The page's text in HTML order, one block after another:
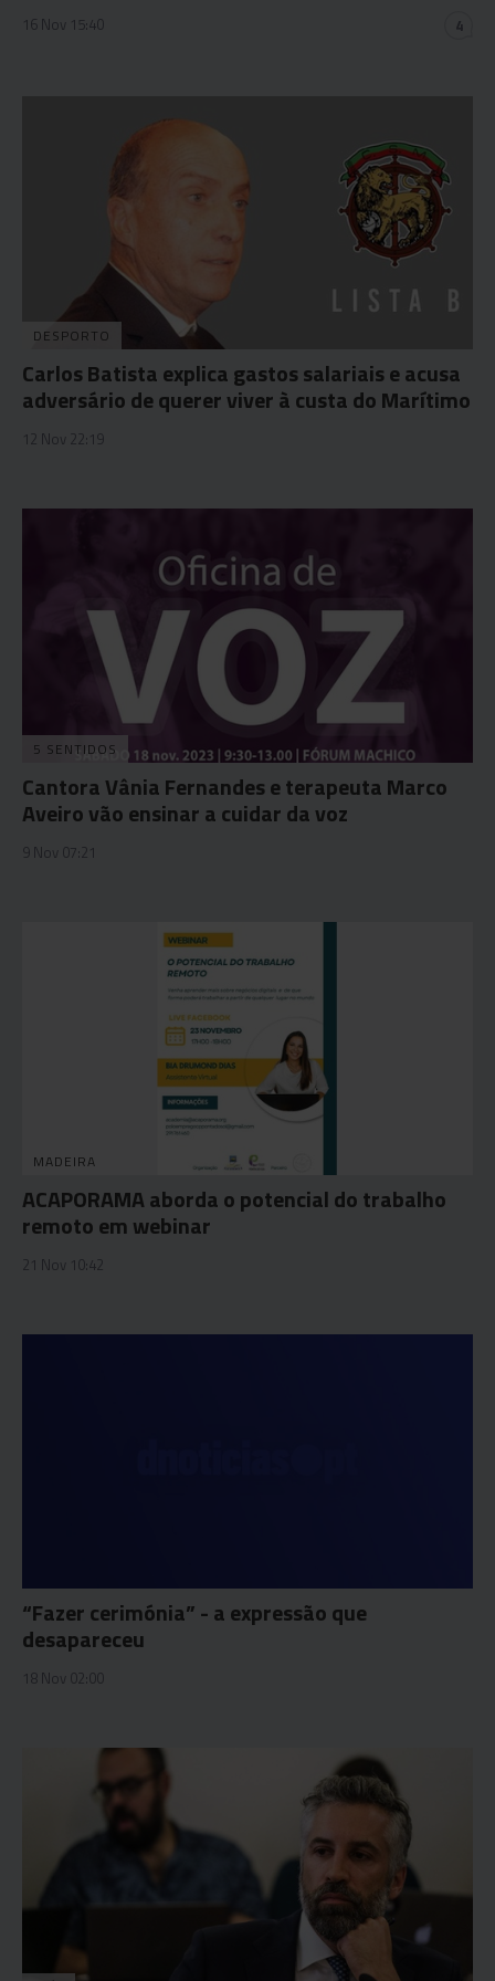
16 Nov 15:40 4
DESPORTO
Carlos Batista explica gastos salariais e acusa
adversário de querer viver à custa do Marítimo
12 Nov 22:19
5 SENTIDOS
Cantora Vânia Fernandes e terapeuta Marco
Aveiro vão ensinar a cuidar da voz
9 Nov 07:21
MADEIRA
ACAPORAMA aborda o potencial do trabalho
remoto em webinar
21 Nov 10:42
“Fazer cerimónia” - a expressão que
desapareceu
18 Nov 02:00